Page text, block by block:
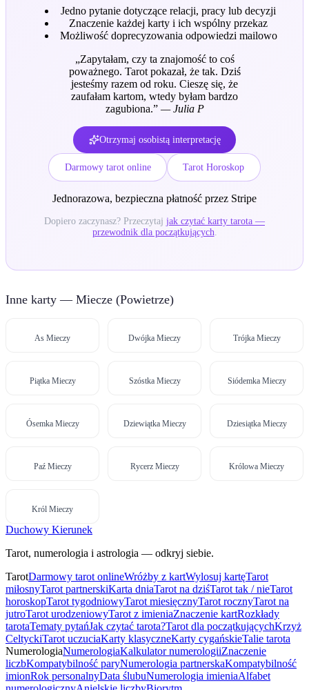
Jedno pytanie dotyczące relacji, pracy lub decyzji
Znaczenie każdej karty i ich wspólny przekaz
Możliwość doprecyzowania odpowiedzi mailowo
„Zapytałam, czy ta znajomość to coś
poważnego. Tarot pokazał, że tak. Dziś
jesteśmy razem od roku. Cieszę się, że
zaufałam kartom, wtedy byłam bardzo
zagubiona.” —Julia P
Otrzymaj osobistą interpretację
Darmowy tarot online Tarot Horoskop
Jednorazowa, bezpieczna płatność przez Stripe
Dopiero zaczynasz? Przeczytaj jak czytać karty tarota —
przewodnik dla początkujących.
Inne karty — Miecze (Powietrze)
As Mieczy Dwójka Mieczy Trójka Mieczy
Piątka Mieczy Szóstka Mieczy Siódemka Mieczy
Ósemka Mieczy Dziewiątka Mieczy Dziesiątka Mieczy
Paź Mieczy Rycerz Mieczy Królowa Mieczy
Król Mieczy
Duchowy Kierunek
Tarot, numerologia i astrologia — odkryj siebie.
TarotDarmowy tarot onlineWróżby z kartWylosuj kartęTarot
miłosnyTarot partnerskiKarta dniaTarot na dziśTarot tak / nieTarot
horoskopTarot tygodniowyTarot miesięcznyTarot rocznyTarot na
jutroTarot urodzeniowyTarot z imieniaZnaczenie kartRozkłady
tarotaTematy pytańJak czytać tarota?Tarot dla początkującychKrzyż
CeltyckiTarot uczuciaKarty klasyczneKarty cygańskieTalie tarota
NumerologiaNumerologiaKalkulator numerologiiZnaczenie
liczbKompatybilność paryNumerologia partnerskaKompatybilność
imionRok personalnyData ślubuNumerologia imieniaAlfabet